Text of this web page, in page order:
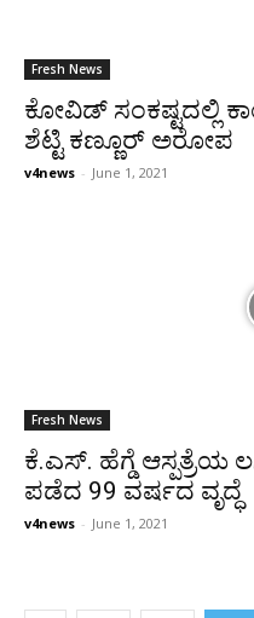
Fresh News
ಕೋವಿಡ್ ಸಂಕಷ್ಟದಲ್ಲಿ
ಶೆಟ್ಟಿ ಕಣ್ಣೂರ್ ಅರೋಪ
v4news - June 1, 2021
Fresh News
ಕೆ.ಎಸ್. ಹೆಗ್ಡೆ ಆಸ್ಪತ್ರೆಯ
ಪಡೆದ 99 ವರ್ಷದ ವೃದ್ಧೆ
v4news - June 1, 2021